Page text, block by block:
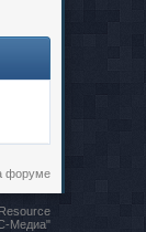
форуме
Медиа"